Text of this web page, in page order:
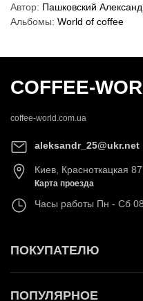
Автор: Пашковский
Альбомы: World of coffee
COFFEE-
coffee-world.com.ua
aleksandr_25@ukr.net
Киев, Красноткацкая
Карта проезда
Часы работы Пн - Сб
ПОКУПАТЕЛЮ
ПОПУЛЯРНОЕ